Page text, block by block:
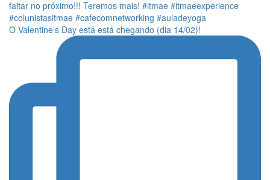
O Valentine’s Day está está chegando (dia 14/02)!